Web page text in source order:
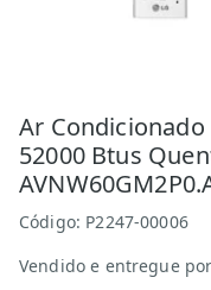
Ar
52000 Btus
Código: P2247-00006
Vendido e entregue por